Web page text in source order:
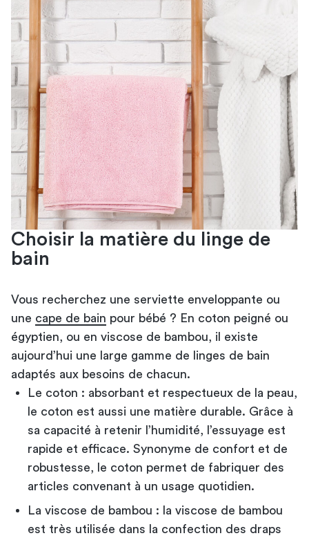
Choisir la matière du linge de
bain
Vous recherchez une serviette enveloppante ou
une cape de bain pour bébé ? En coton peigné ou
égyptien, ou en viscose de bambou, il existe
aujourd’hui une large gamme de linges de bain
adaptés aux besoins de chacun.
Le coton : absorbant et respectueux de la peau,
le coton est aussi une matière durable. Grâce à
sa capacité à retenir l’humidité, l’essuyage est
rapide et efficace. Synonyme de confort et de
robustesse, le coton permet de fabriquer des
articles convenant à un usage quotidien.
La viscose de bambou : la viscose de bambou
est très utilisée dans la confection des draps